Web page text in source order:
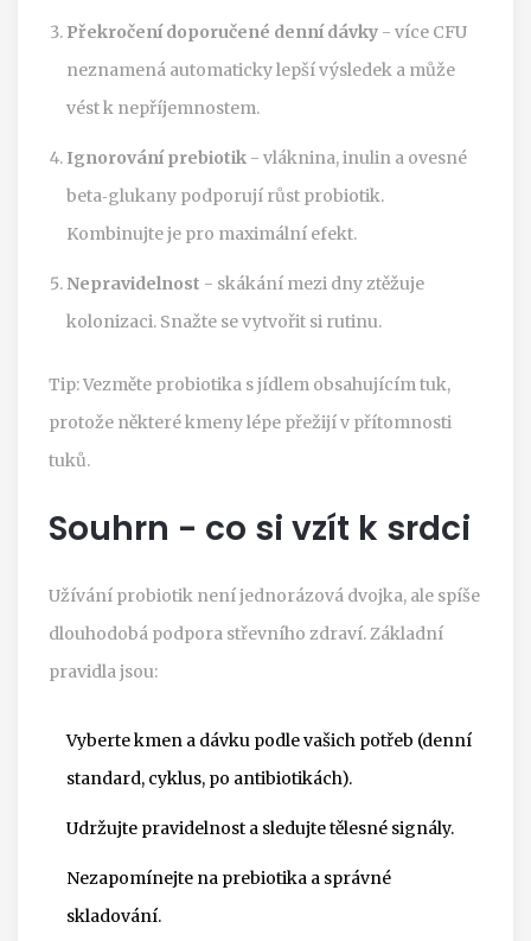
Překročení doporučené denní dávky - více CFU
neznamená automaticky lepší výsledek a může
vést k nepříjemnostem.
Ignorování prebiotik - vláknina, inulin a ovesné
beta‑glukany podporují růst probiotik.
Kombinujte je pro maximální efekt.
Nepravidelnost - skákání mezi dny ztěžuje
kolonizaci. Snažte se vytvořit si rutinu.
Tip: Vezměte probiotika s jídlem obsahujícím tuk,
protože některé kmeny lépe přežijí v přítomnosti
tuků.
Souhrn - co si vzít k srdci
Užívání probiotik není jednorázová dvojka, ale spíše
dlouhodobá podpora střevního zdraví. Základní
pravidla jsou:
Vyberte kmen a dávku podle vašich potřeb (denní
standard, cyklus, po antibiotikách).
Udržujte pravidelnost a sledujte tělesné signály.
Nezapomínejte na prebiotika a správné
skladování.